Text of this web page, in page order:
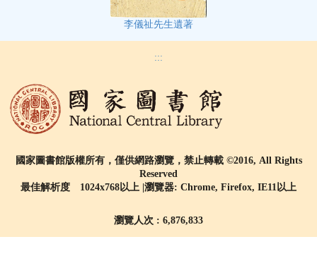
李儀祉先生遺著
:::
國家圖書館版權所有，僅供網路瀏覽，禁止轉載 ©2016, All Rights
Reserved
最佳解析度 1024x768以上 |瀏覽器: Chrome, Firefox, IE11以上
瀏覽人次 : 6,876,833